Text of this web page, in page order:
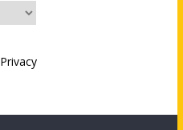
Privacy